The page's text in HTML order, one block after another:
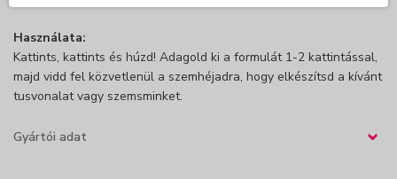
Használata:
Kattints, kattints és húzd! Adagold ki a formulát 1-2 kattintással,
majd vidd fel közvetlenül a szemhéjadra, hogy elkészítsd a kívánt
tusvonalat vagy szemsminket.
Gyártói adat ›